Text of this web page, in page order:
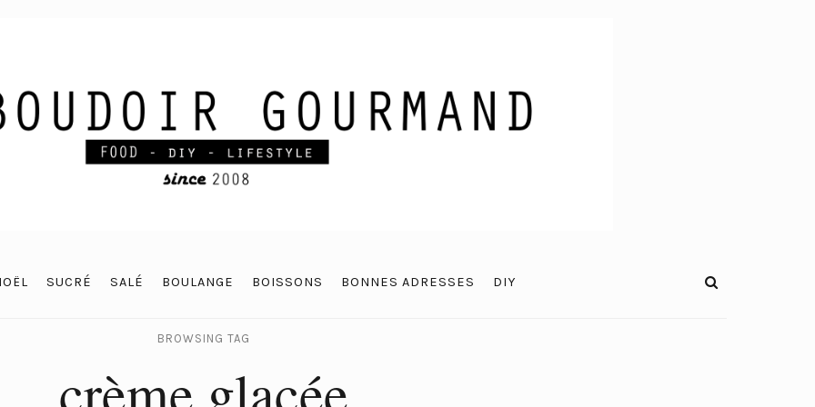
SUCRÉ SALÉ BOULANGE BOISSONS BONNES ADRESSES DIY
BROWSING TAG
crème glacée